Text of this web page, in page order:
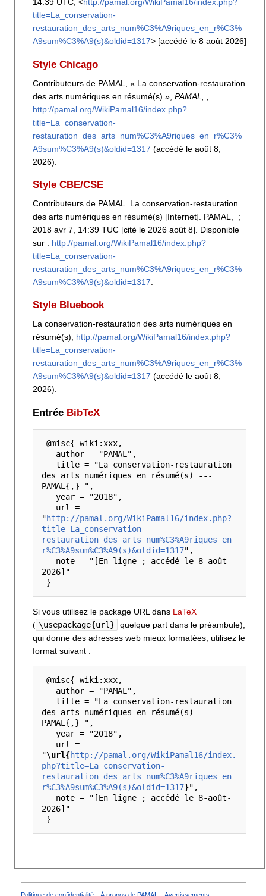
14:39 UTC, <http://pamal.org/WikiPamal16/index.php?
title=La_conservation-
restauration_des_arts_num%C3%A9riques_en_r%C3%
A9sum%C3%A9(s)&oldid=1317> [accédé le 8 août 2026]
Style Chicago
Contributeurs de PAMAL, « La conservation-restauration
des arts numériques en résumé(s) », PAMAL, ,
http://pamal.org/WikiPamal16/index.php?
title=La_conservation-
restauration_des_arts_num%C3%A9riques_en_r%C3%
A9sum%C3%A9(s)&oldid=1317 (accédé le août 8,
2026).
Style CBE/CSE
Contributeurs de PAMAL. La conservation-restauration
des arts numériques en résumé(s) [Internet]. PAMAL, ;
2018 avr 7, 14:39 TUC [cité le 2026 août 8]. Disponible
sur : http://pamal.org/WikiPamal16/index.php?
title=La_conservation-
restauration_des_arts_num%C3%A9riques_en_r%C3%
A9sum%C3%A9(s)&oldid=1317
Style Bluebook
La conservation-restauration des arts numériques en
résumé(s), http://pamal.org/WikiPamal16/index.php?
title=La_conservation-
restauration_des_arts_num%C3%A9riques_en_r%C3%
A9sum%C3%A9(s)&oldid=1317 (accédé le août 8,
2026).
Entrée BibTeX
des arts numériques en résumé(s) ---
PAMAL{,} ",
"http://pamal.org/WikiPamal16/index.php?
title=La_conservation-
restauration_des_arts_num%C3%A9riques_en_
r%C3%A9sum%C3%A9(s)&oldid=1317",
2026]"
Si vous utilisez le package URL dans LaTeX
( \usepackage{url}
quelque part dans le préambule),
qui donne des adresses web mieux formatées, utilisez le
format suivant :
des arts numériques en résumé(s) ---
PAMAL{,} ",
"\url{http://pamal.org/WikiPamal16/index.
php?title=La_conservation-
restauration_des_arts_num%C3%A9riques_en_
r%C3%A9sum%C3%A9(s)&oldid=1317}",
2026]"
Politique de confidentialité À propos de PAMAL Avertissements